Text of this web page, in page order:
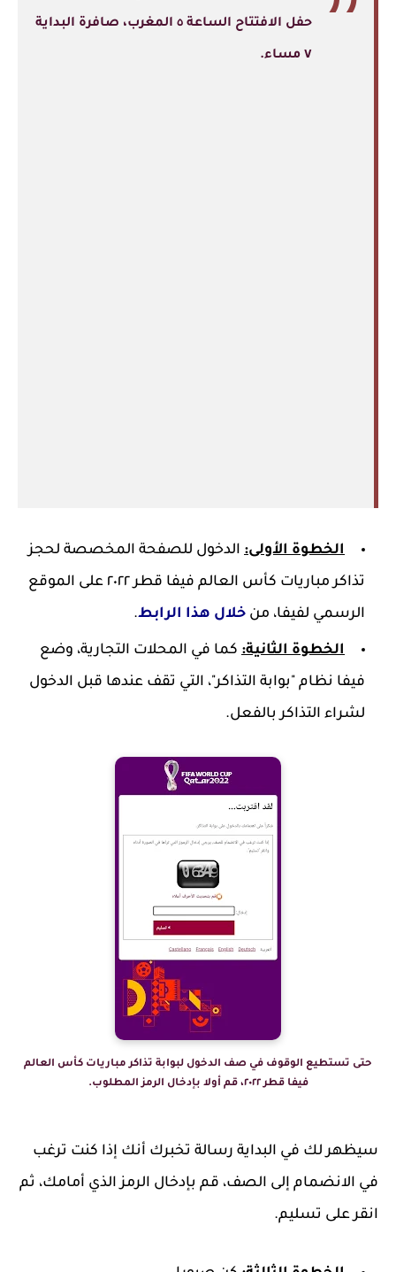
حفل الافتتاح الساعة ٥ المغرب، صافرة البداية
٧ مساء.
الخطوة الأولى: الدخول للصفحة المخصصة لحجز
تذاكر مباريات كأس العالم فيفا قطر ٢٠٢٢ على الموقع
الرسمي لفيفا، من خلال هذا الرابط.
الخطوة الثانية: كما في المحلات التجارية، وضع
فيفا نظام "بوابة التذاكر"، التي تقف عندها قبل الدخول
لشراء التذاكر بالفعل.
حتى تستطيع الوقوف في صف الدخول لبوابة تذاكر مباريات كأس العالم
فيفا قطر ٢٠٢٢، قم أولا بإدخال الرمز المطلوب.
سيظهر لك في البداية رسالة تخبرك أنك إذا كنت ترغب
في الانضمام إلى الصف، قم بإدخال الرمز الذي أمامك، ثم
انقر على تسليم.